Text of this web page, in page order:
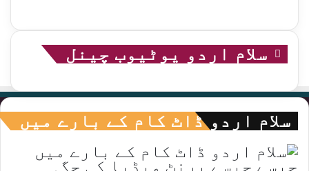
سلام اردو یوٹیوب چینل
سلام اردو ڈاٹ کام کے بارے میں
جیسے جیسے پرنٹ میڈیا کی جگہ